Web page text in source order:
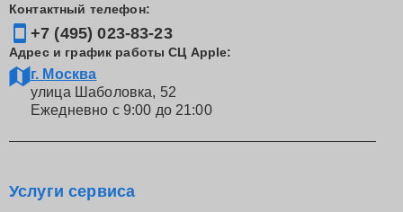
Контактный телефон:
+7 (495) 023-83-23
Адрес и график работы СЦ Apple:
г. Москва
улица Шаболовка, 52
Ежедневно с 9:00 до 21:00
Услуги сервиса